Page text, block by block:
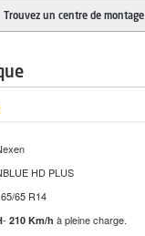
Trouvez un centre de montage
HD PLUS
65 R14
- 210 Km/h à pleine charge.